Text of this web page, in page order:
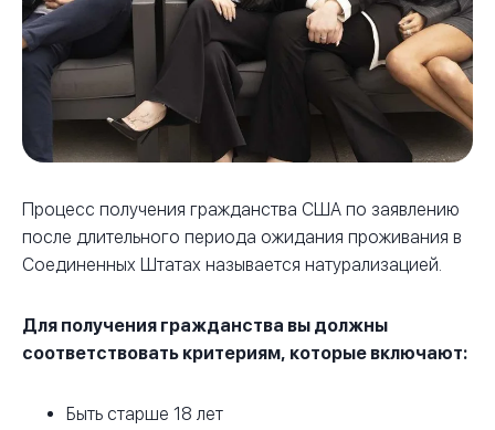
Процесс получения гражданства США по заявлению
после длительного периода ожидания проживания в
Соединенных Штатах называется натурализацией.
Для получения гражданства вы должны
соответствовать критериям, которые включают:
Быть старше 18 лет